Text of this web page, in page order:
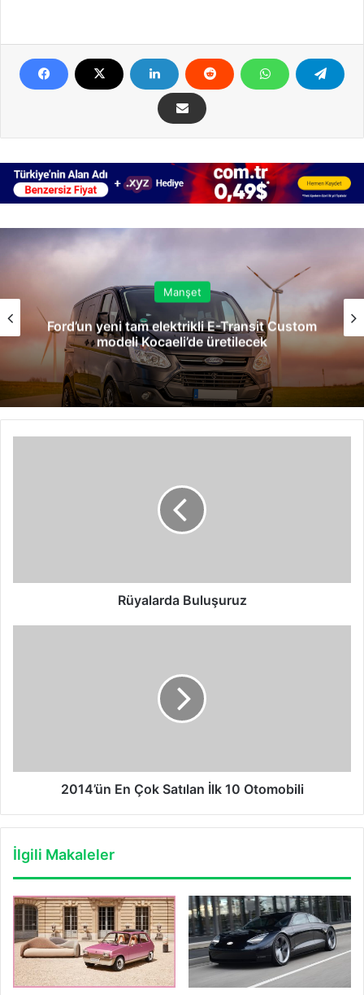
Manşet
Ford’un yeni tam elektrikli E-Transit Custom
modeli Kocaeli’de üretilecek
Rüyalarda Buluşuruz
2014’ün En Çok Satılan İlk 10 Otomobili
İlgili Makaleler